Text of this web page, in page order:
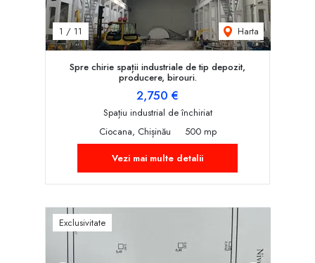
1 / 11 Harta
Spre chirie spații industriale de tip depozit,
producere, birouri.
2,750 €
Spațiu industrial de închiriat
Ciocana, Chișinău
500 mp
Vezi mai multe detalii
Exclusivitate